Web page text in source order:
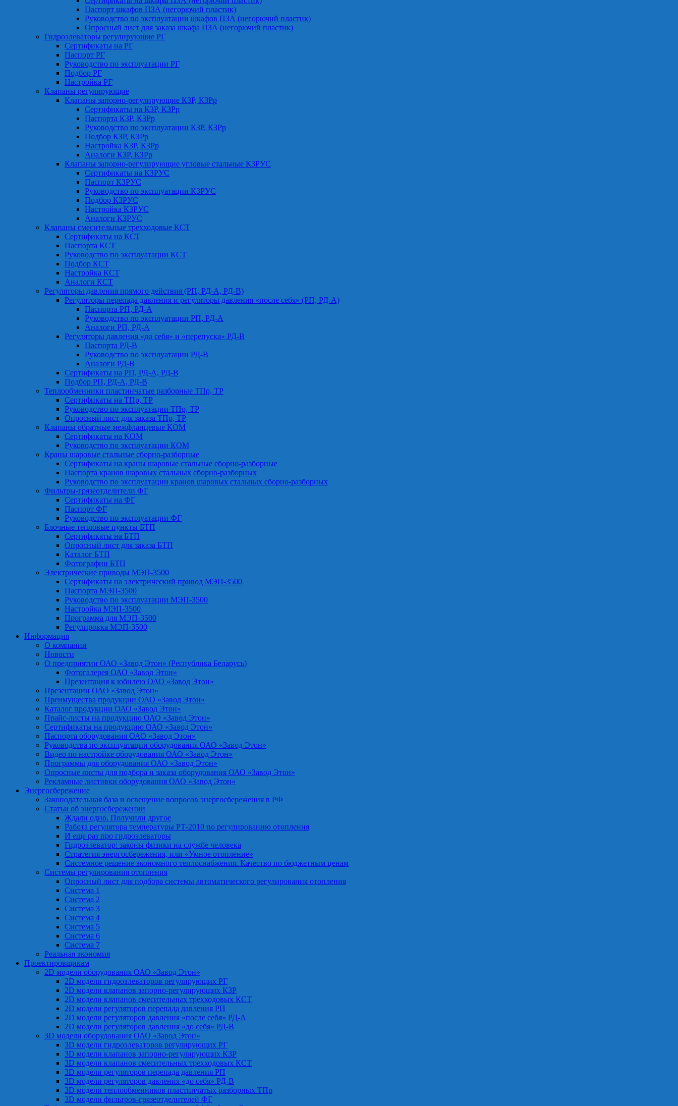
Паспорт шкафов ПЗА (негорючий пластик)
Руководство по эксплуатации шкафов ПЗА (негорючий пластик)
Опросный лист для заказа шкафа ПЗА (негорючий пластик)
Гидроэлеваторы регулирующие РГ
Сертификаты на РГ
Паспорт РГ
Руководство по эксплуатации РГ
Подбор РГ
Настройка РГ
Клапаны регулирующие
Клапаны запорно-регулирующие КЗР, КЗРр
Сертификаты на КЗР, КЗРр
Паспорта КЗР, КЗРр
Руководство по эксплуатации КЗР, КЗРр
Подбор КЗР, КЗРр
Настройка КЗР, КЗРр
Аналоги КЗР, КЗРр
Клапаны запорно-регулирующие угловые стальные КЗРУС
Сертификаты на КЗРУС
Паспорт КЗРУС
Руководство по эксплуатации КЗРУС
Подбор КЗРУС
Настройка КЗРУС
Аналоги КЗРУС
Клапаны смесительные трехходовые КСТ
Сертификаты на КСТ
Паспорта КСТ
Руководство по эксплуатации КСТ
Подбор КСТ
Настройка КСТ
Аналоги КСТ
Регуляторы давления прямого действия (РП, РД-А, РД-В)
Регуляторы перепада давления и регуляторы давления «после себя» (РП, РД-А)
Паспорта РП, РД-А
Руководство по эксплуатации РП, РД-А
Аналоги РП, РД-А
Регуляторы давления «до себя» и «перепуска» РД-В
Паспорта РД-В
Руководство по эксплуатации РД-В
Аналоги РД-В
Сертификаты на РП, РД-А, РД-В
Подбор РП, РД-А, РД-В
Теплообменники пластинчатые разборные ТПр, ТР
Сертификаты на ТПр, ТР
Руководство по эксплуатации ТПр, ТР
Опросный лист для заказа ТПр, ТР
Клапаны обратные межфланцевые КОМ
Сертификаты на КОМ
Руководство по эксплуатации КОМ
Краны шаровые стальные сборно-разборные
Сертификаты на краны шаровые стальные сборно-разборные
Паспорта кранов шаровых стальных сборно-разборных
Руководство по эксплуатации кранов шаровых стальных сборно-разборных
Фильтры-грязеотделители ФГ
Сертификаты на ФГ
Паспорт ФГ
Руководство по эксплуатации ФГ
Блочные тепловые пункты БТП
Сертификаты на БТП
Опросный лист для заказа БТП
Каталог БТП
Фотографии БТП
Электрические приводы МЭП-3500
Сертификаты на электрический привод МЭП-3500
Паспорта МЭП-3500
Руководство по эксплуатации МЭП-3500
Настройка МЭП-3500
Программа для МЭП-3500
Регулировка МЭП-3500
Информация
О компании
Новости
О предприятии ОАО «Завод Этон» (Республика Беларусь)
Фотогалерея ОАО «Завод Этон»
Презентация к юбилею ОАО «Завод Этон»
Презентации ОАО «Завод Этон»
Преимущества продукции ОАО «Завод Этон»
Каталог продукции ОАО «Завод Этон»
Прайс-листы на продукцию ОАО «Завод Этон»
Сертификаты на продукцию ОАО «Завод Этон»
Паспорта оборудования ОАО «Завод Этон»
Руководства по эксплуатации оборудования ОАО «Завод Этон»
Видео по настройке оборудования ОАО «Завод Этон»
Программы для оборудования ОАО «Завод Этон»
Опросные листы для подбора и заказа оборудования ОАО «Завод Этон»
Рекламные листовки оборудования ОАО «Завод Этон»
Энергосбережение
Законодательная база и освещение вопросов энергосбережения в РФ
Статьи об энергосбережении
Ждали одно. Получили другое
Работа регулятора температуры РТ-2010 по регулированию отопления
И еще раз про гидроэлеваторы
Гидроэлеватор: законы физики на службе человека
Стратегия энергосбережения, или «Умное отопление»
Системное решение экономного теплоснабжения. Качество по бюджетным ценам
Системы регулирования отопления
Опросный лист для подбора системы автоматического регулирования отопления
Система 1
Система 2
Система 3
Система 4
Система 5
Система 6
Система 7
Реальная экономия
Проектировщикам
2D модели оборудования ОАО «Завод Этон»
2D модели гидроэлеваторов регулирующих РГ
2D модели клапанов запорно-регулирующих КЗР
2D модели клапанов смесительных трехходовых КСТ
2D модели регуляторов перепада давления РП
2D модели регуляторов давления «после себя» РД-А
2D модели регуляторов давления «до себя» РД-В
3D модели оборудования ОАО «Завод Этон»
3D модели гидроэлеваторов регулирующих РГ
3D модели клапанов запорно-регулирующих КЗР
3D модели клапанов смесительных трехходовых КСТ
3D модели регуляторов перепада давления РП
3D модели регуляторов давления «до себя» РД-В
3D модели теплообменников пластинчатых разборных ТПр
3D модели фильтров-грязеотделителей ФГ